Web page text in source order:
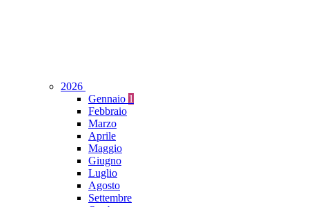
2026
Gennaio 1
Febbraio
Marzo
Aprile
Maggio
Giugno
Luglio
Agosto
Settembre